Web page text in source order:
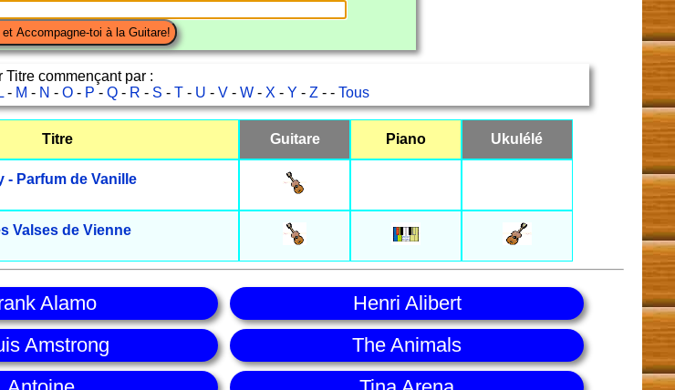
Titre commençant par :
L - M - N -O - P -Q - R - S -T - U -V -W - X -Y -Z - -Tous
Titre Guitare Piano Ukulélé
- Parfum de Vanille
Valses de Vienne
Alamo
Henri Alibert
Amstrong
The Animals